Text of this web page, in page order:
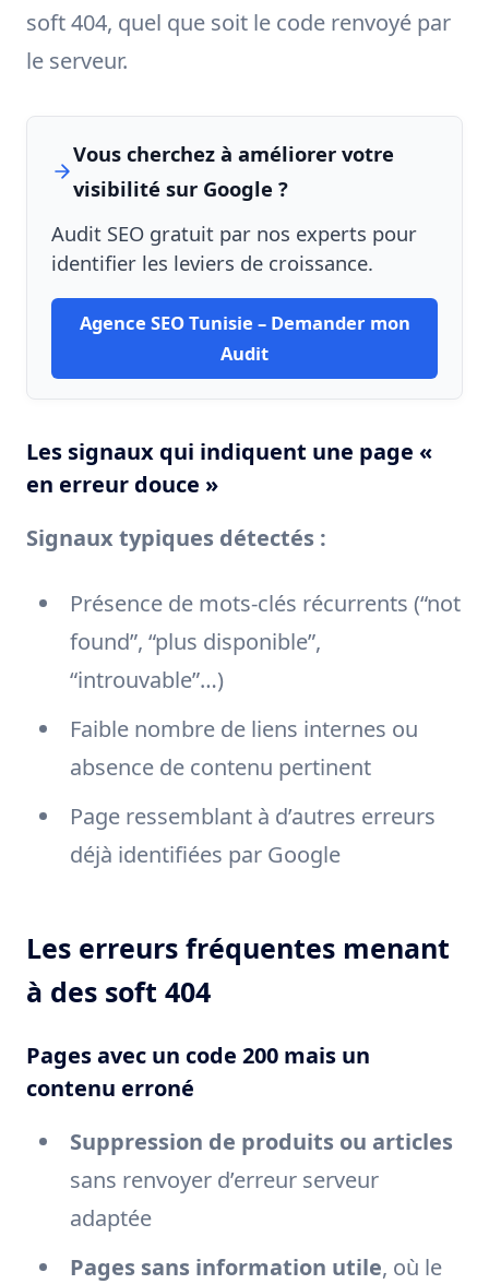
soft 404, quel que soit le code renvoyé par
le serveur.
Vous cherchez à améliorer votre
visibilité sur Google ?
Audit SEO gratuit par nos experts pour
identifier les leviers de croissance.
Agence SEO Tunisie – Demander mon
Audit
Les signaux qui indiquent une page «
en erreur douce »
Signaux typiques détectés :
Présence de mots-clés récurrents (“not
found”, “plus disponible”,
“introuvable”…)
Faible nombre de liens internes ou
absence de contenu pertinent
Page ressemblant à d’autres erreurs
déjà identifiées par Google
Les erreurs fréquentes menant
à des soft 404
Pages avec un code 200 mais un
contenu erroné
Suppression de produits ou articles
sans renvoyer d’erreur serveur
adaptée
Pages sans information utile, où le